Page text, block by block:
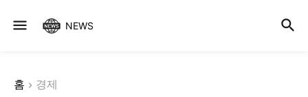
NEWS
홈 경제